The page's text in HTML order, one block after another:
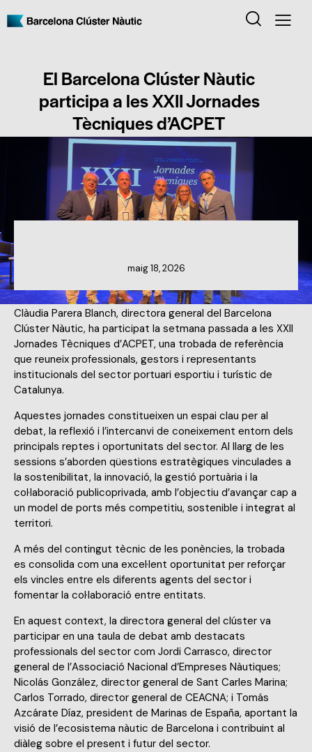
El Barcelona Clúster Nàutic
participa a les XXII Jornades
Tècniques d’ACPET
maig 18, 2026
Clàudia Parera Blanch, directora general del Barcelona
Clúster Nàutic, ha participat la setmana passada a les XXII
Jornades Tècniques d’ACPET, una trobada de referència
que reuneix professionals, gestors i representants
institucionals del sector portuari esportiu i turístic de
Catalunya.
Aquestes jornades constitueixen un espai clau per al
debat, la reflexió i l’intercanvi de coneixement entorn dels
principals reptes i oportunitats del sector. Al llarg de les
sessions s’aborden qüestions estratègiques vinculades a
la sostenibilitat, la innovació, la gestió portuària i la
col·laboració publicoprivada, amb l’objectiu d’avançar cap a
un model de ports més competitiu, sostenible i integrat al
territori.
A més del contingut tècnic de les ponències, la trobada
es consolida com una excel·lent oportunitat per reforçar
els vincles entre els diferents agents del sector i
fomentar la col·laboració entre entitats.
En aquest context, la directora general del clúster va
participar en una taula de debat amb destacats
professionals del sector com Jordi Carrasco, director
general de l’Associació Nacional d’Empreses Nàutiques;
Nicolás González, director general de Sant Carles Marina;
Carlos Torrado, director general de CEACNA; i Tomás
Azcárate Díaz, president de Marinas de España, aportant la
visió de l’ecosistema nàutic de Barcelona i contribuint al
diàleg sobre el present i futur del sector.